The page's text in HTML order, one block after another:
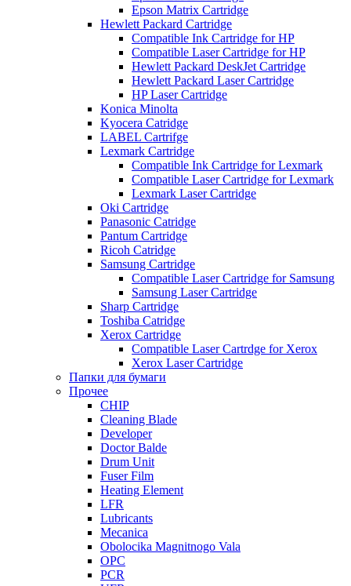
Epson Matrix Cartridge
Hewlett Packard Cartridge
Compatible Ink Cartridge for HP
Compatible Laser Cartridge for HP
Hewlett Packard DeskJet Cartridge
Hewlett Packard Laser Cartridge
HP Laser Cartridge
Konica Minolta
Kyocera Catridge
LABEL Cartrifge
Lexmark Cartridge
Compatible Ink Cartridge for Lexmark
Compatible Laser Cartridge for Lexmark
Lexmark Laser Cartridge
Oki Cartridge
Panasonic Catridge
Pantum Cartridge
Ricoh Catridge
Samsung Cartridge
Compatible Laser Cartridge for Samsung
Samsung Laser Cartridge
Sharp Cartridge
Toshiba Catridge
Xerox Cartridge
Compatible Laser Cartrdge for Xerox
Xerox Laser Cartridge
Папки для бумаги
Прочее
CHIP
Cleaning Blade
Developer
Doctor Balde
Drum Unit
Fuser Film
Heating Element
LFR
Lubricants
Mecanica
Obolocika Magnitnogo Vala
OPC
PCR